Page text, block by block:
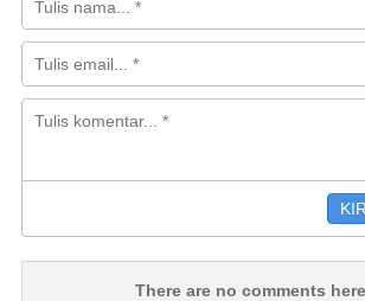
There are no comments